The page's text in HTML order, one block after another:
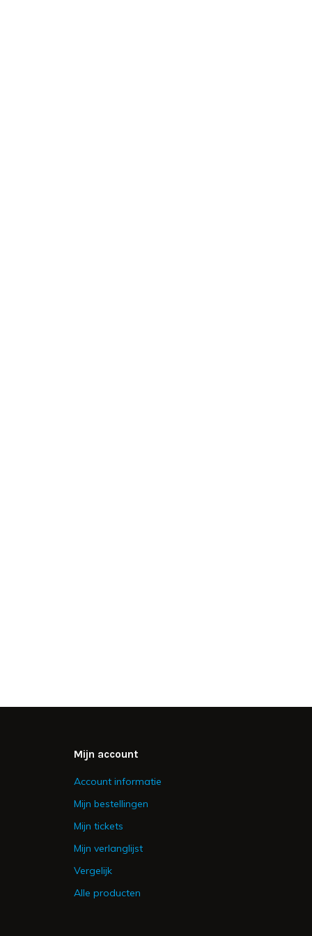
Mijn account
Account informatie
Mijn bestellingen
Mijn tickets
Mijn verlanglijst
Vergelijk
Alle producten